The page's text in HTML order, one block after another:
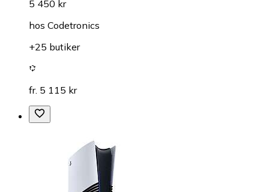
5 450 kr
hos Codetronics
+25 butiker
fr. 5 115 kr